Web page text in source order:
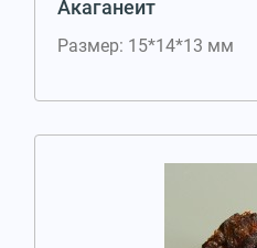
Акаганеит
Размер: 15*14*13 мм